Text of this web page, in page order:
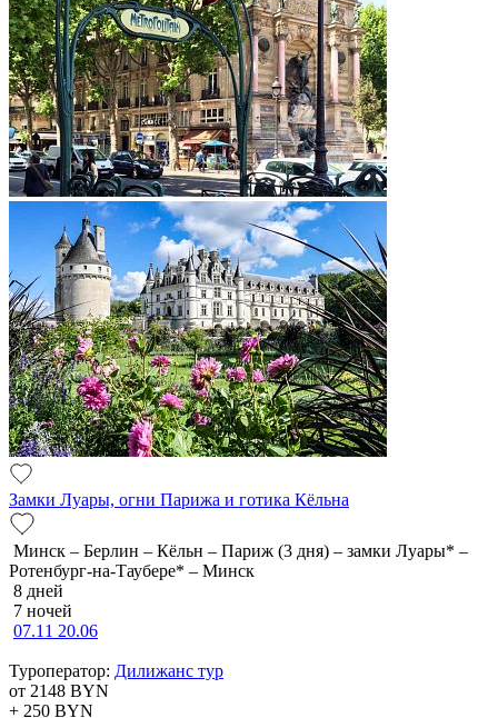
Замки Луары, огни Парижа и готика Кёльна
Минск – Берлин – Кёльн – Париж (3 дня) – замки Луары* –
Ротенбург-на-Таубере* – Минск
8 дней
7 ночей
07.11 20.06
Туроператор: Дилижанс тур
от 2148 BYN
+ 250 BYN